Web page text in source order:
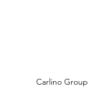
Carlino Group